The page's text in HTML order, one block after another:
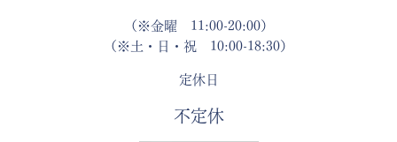
（※金曜 11:00-20:00）
（※土・日・祝 10:00-18:30）
定休日
不定休